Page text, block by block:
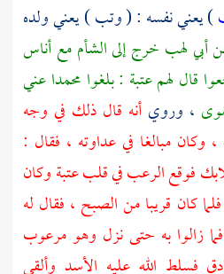
) يعني نفسه : ( وتب ) يعني ولده
أبي لهب خرج إلىالشأممع أناس
قال لهمعتبة : بلغوا محمداعني
، وروي أنه قال ذلك في وجه
مبالغا في عداوته ، فقال :
فوقع الرعب في قلبعتبةوكان
كان قريبا من الصبح ، فقال له
زالوا به حتى نزل وهو مرعوب
فسلط الله عليه الأسد وألقى